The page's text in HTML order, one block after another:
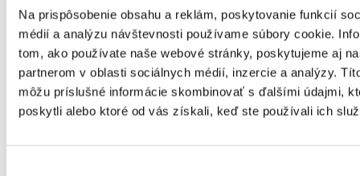
Na prispôsobenie obsahu a reklám, poskytovanie funkcií
médií a analýzu návštevnosti používame súbory cookie.
tom, ako používate naše webové stránky, poskytujeme aj
partnerom v oblasti sociálnych médií, inzercie a analýzy.
môžu príslušné informácie skombinovať s ďalšími údajmi,
poskytli alebo ktoré od vás získali, keď ste používali ich
Ostravice, Ostravice 219,
PSČ: 739 14
Prodej krmiv – Miroslav
Stýskala
Pohořelice, Komenského
259, PSČ: 691 23
Chovatelské potřeby,
Marková Emílie
Prostějov, Určická 1749/94,
PSČ: 796 01
STATEK Prostějov s. r. o
Rakvice, Družstevní 766,
PSČ: 691 03
Veterinární ordinace, MVDr
Vladimír Janoušek